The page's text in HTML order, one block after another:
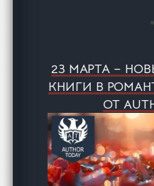
23 МАРТА –
КНИГИ В
ОТ